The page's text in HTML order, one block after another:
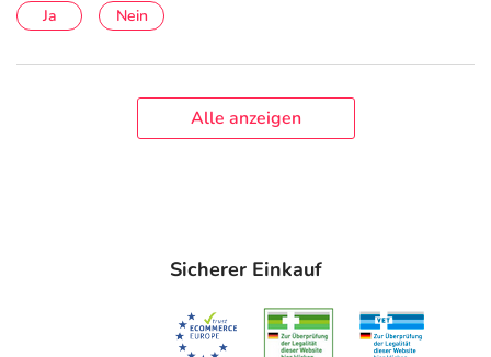
Ja Nein
Alle anzeigen
Sicherer Einkauf